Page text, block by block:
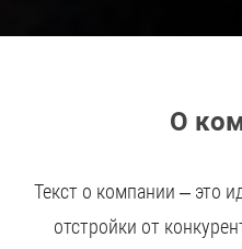
О
Текст о компании – это
отстройки от